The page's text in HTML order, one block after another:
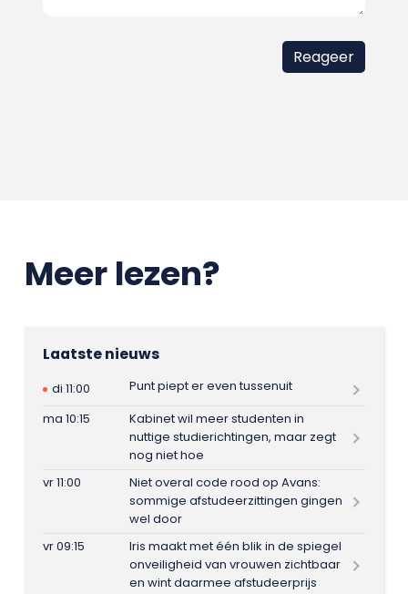
Meer lezen?
Laatste nieuws
di 11:00
Punt piept er even tussenuit
ma 10:15
Kabinet wil meer studenten in
nuttige studierichtingen, maar zegt
nog niet hoe
vr 11:00
Niet overal code rood op Avans:
sommige afstudeerzittingen gingen
wel door
vr 09:15
Iris maakt met één blik in de spiegel
onveiligheid van vrouwen zichtbaar
en wint daarmee afstudeerprijs